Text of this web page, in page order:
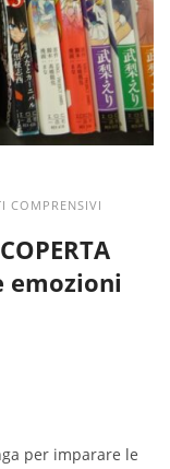
COMPRENSIVI
emozioni
per imparare le